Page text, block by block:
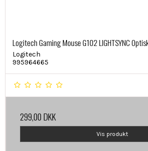
Logitech Gaming Mouse G102 LIGHTSYNC
Logitech
995964665
299,00 DKK
Vis produkt